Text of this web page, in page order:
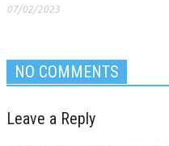
07/02/2023
NO COMMENTS
Leave a Reply